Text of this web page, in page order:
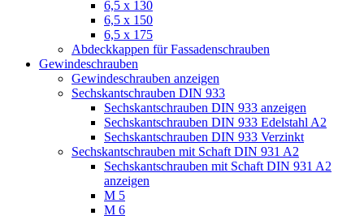
6,5 x 130
6,5 x 150
6,5 x 175
Abdeckkappen für Fassadenschrauben
Gewindeschrauben
Gewindeschrauben anzeigen
Sechskantschrauben DIN 933
Sechskantschrauben DIN 933 anzeigen
Sechskantschrauben DIN 933 Edelstahl A2
Sechskantschrauben DIN 933 Verzinkt
Sechskantschrauben mit Schaft DIN 931 A2
Sechskantschrauben mit Schaft DIN 931 A2
anzeigen
M 5
M 6